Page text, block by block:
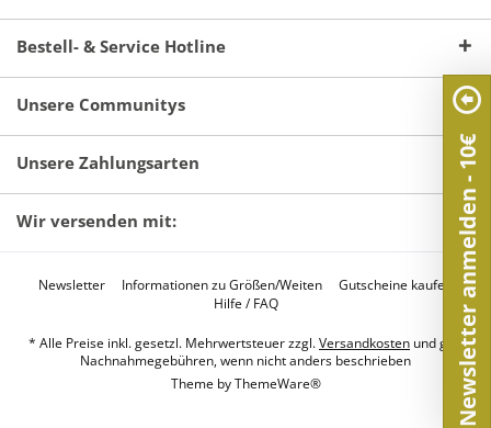
Bestell- & Service Hotline
Unsere Communitys
Unsere Zahlungsarten
Wir versenden mit:
Newsletter Informationen zu Größen/Weiten
Gutscheine kaufen
Hilfe / FAQ
* Alle Preise inkl. gesetzl. Mehrwertsteuer zzgl.Versandkosten und ggf.
Nachnahmegebühren, wenn nicht anders beschrieben
Theme byThemeWare® Newsletter anmelden - 10€